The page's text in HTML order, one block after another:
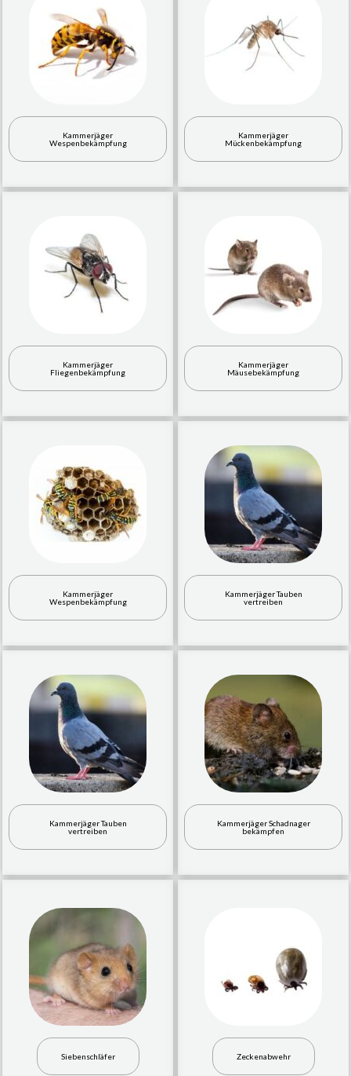
Kammerjäger
Wespenbekämpfung
Kammerjäger
Mückenbekämpfung
Kammerjäger
Fliegenbekämpfung
Kammerjäger
Mäusebekämpfung
Kammerjäger
Wespenbekämpfung
Kammerjäger Tauben
vertreiben
Kammerjäger Tauben
vertreiben
Kammerjäger Schadnager
bekämpfen
Siebenschläfer Zeckenabwehr